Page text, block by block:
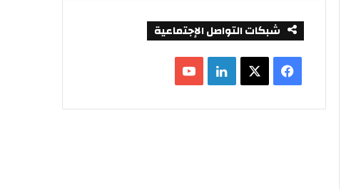
شبكات التواصل الإجتماعية
ل